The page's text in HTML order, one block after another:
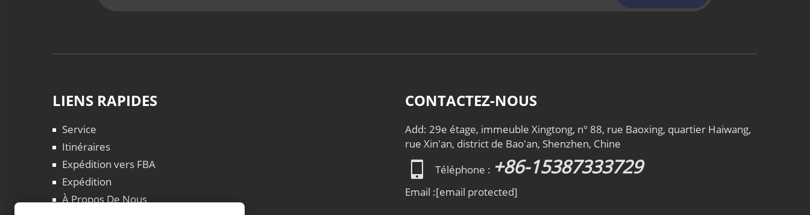
LIENS RAPIDES
Service
Itinéraires
Expédition vers FBA
Expédition
À Propos De Nous
CONTACTEZ-NOUS
Add: 29e étage, immeuble Xingtong, n° 88, rue Baoxing, quartier Haiwang,
rue Xin'an, district de Bao'an, Shenzhen, Chine
Téléphone : +86-15387333729
Email :[email protected]